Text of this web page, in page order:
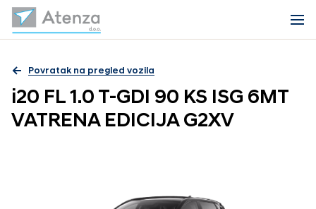
Povratak na pregled vozila
i20 FL 1.0 T-GDI 90 KS ISG 6MT
VATRENA EDICIJA G2XV